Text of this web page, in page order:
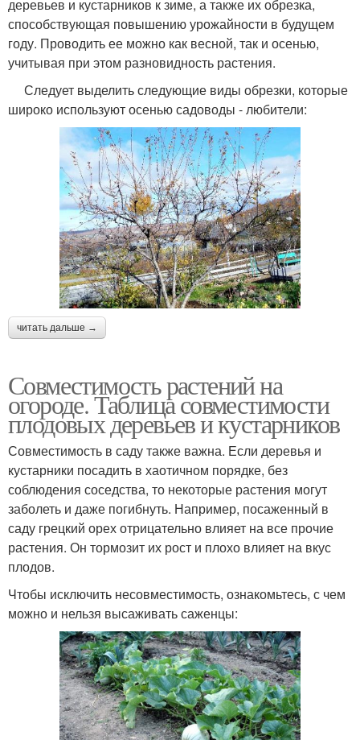
деревьев и кустарников к зиме, а также их обрезка,
способствующая повышению урожайности в будущем
году. Проводить ее можно как весной, так и осенью,
учитывая при этом разновидность растения.
Следует выделить следующие виды обрезки, которые
широко используют осенью садоводы - любители:
читать дальше →
Совместимость растений на
огороде. Таблица совместимости
плодовых деревьев и кустарников
Совместимость в саду также важна. Если деревья и
кустарники посадить в хаотичном порядке, без
соблюдения соседства, то некоторые растения могут
заболеть и даже погибнуть. Например, посаженный в
саду грецкий орех отрицательно влияет на все прочие
растения. Он тормозит их рост и плохо влияет на вкус
плодов.
Чтобы исключить несовместимость, ознакомьтесь, с чем
можно и нельзя высаживать саженцы: